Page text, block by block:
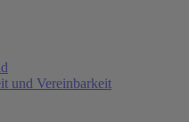
und Vereinbarkeit